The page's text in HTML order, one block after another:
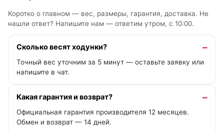
Коротко о главном — вес, размеры, гарантия, доставка. Не
нашли ответ? Напишите нам — ответим утром, с 10:00.
Сколько весят ходунки?
Точный вес уточним за 5 минут — оставьте заявку или
напишите в чат.
Какая гарантия и возврат?
Официальная гарантия производителя 12 месяцев.
Обмен и возврат — 14 дней.